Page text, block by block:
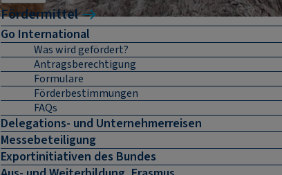
Fördermittel
Go International
Was wird gefördert?
Antragsberechtigung
Formulare
Förderbestimmungen
FAQs
Delegations- und Unternehmerreisen
Messebeteiligung
Exportinitiativen des Bundes